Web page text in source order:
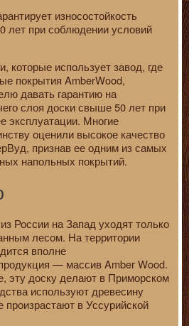
износостойкость
лет при соблюдении условий
которые использует завод, где
покрытия AmberWood,
давать гарантию на
слоя доски свыше 50 лет при
эксплуатации. Многие
оценили высокое качество
признав ее одним из самых
напольных покрытий.
России на Запад уходят только
лесом. На территории
вполне
— массив Amber Wood.
эту доску делают в Приморском
используют древесину
в Уссурийской